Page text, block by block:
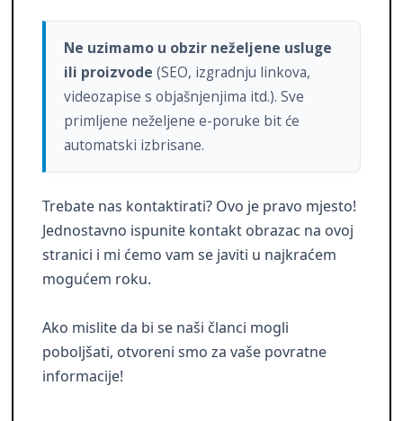
Ne uzimamo u obzir neželjene usluge
ili proizvode (SEO, izgradnju linkova,
videozapise s objašnjenjima itd.). Sve
primljene neželjene e-poruke bit će
automatski izbrisane.
Trebate nas kontaktirati? Ovo je pravo mjesto!
Jednostavno ispunite kontakt obrazac na ovoj
stranici i mi ćemo vam se javiti u najkraćem
mogućem roku.
Ako mislite da bi se naši članci mogli
poboljšati, otvoreni smo za vaše povratne
informacije!